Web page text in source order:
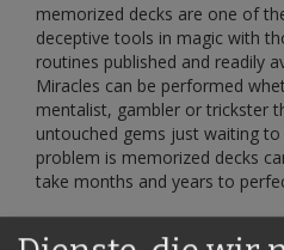
memorized decks are one of
deceptive tools in magic with
routines published and readily
Miracles can be performed
mentalist, gambler or trickster
untouched gems just waiting to
problem is memorized decks
take months and years to